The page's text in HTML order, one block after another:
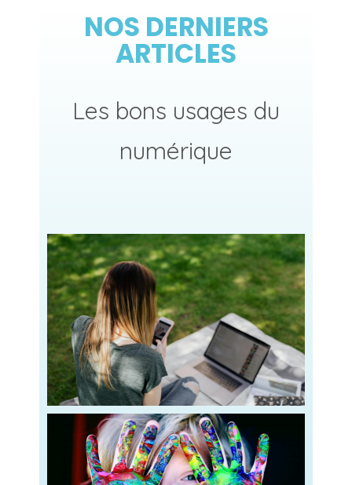
NOS DERNIERS
ARTICLES
Les bons usages du
numérique
Gérer les écrans avec vos ados :
persévérez et inspirez !
Les écrans occupent désormais une place
centrale dans notre quotidien, et ce depuis
plusieurs années. Contrairement à leurs parents,
les adolescents appartiennent à une génération
Read more
harmonieux des enfants de 0 à 6 ans, il est
essentiel de proposer des activités adaptées à
chaque étape de leurRead more